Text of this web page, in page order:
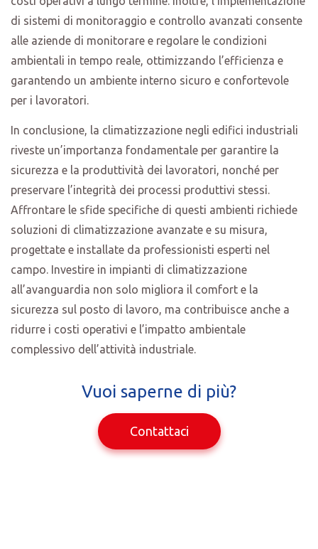
di sistemi di monitoraggio e controllo avanzati consente
alle aziende di monitorare e regolare le condizioni
ambientali in tempo reale, ottimizzando l’efficienza e
garantendo un ambiente interno sicuro e confortevole
per i lavoratori.
In conclusione, la climatizzazione negli edifici industriali
riveste un’importanza fondamentale per garantire la
sicurezza e la produttività dei lavoratori, nonché per
preservare l’integrità dei processi produttivi stessi.
Affrontare le sfide specifiche di questi ambienti richiede
soluzioni di climatizzazione avanzate e su misura,
progettate e installate da professionisti esperti nel
campo. Investire in impianti di climatizzazione
all’avanguardia non solo migliora il comfort e la
sicurezza sul posto di lavoro, ma contribuisce anche a
ridurre i costi operativi e l’impatto ambientale
complessivo dell’attività industriale.
Vuoi saperne di più?
Contattaci